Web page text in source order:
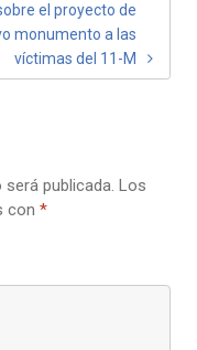
el proyecto de
monumento a las
víctimas del 11-M
publicada. Los
con *